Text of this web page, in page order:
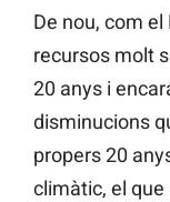
De nou, com el
recursos molt
20 anys i
disminucions
propers 20
climàtic, el